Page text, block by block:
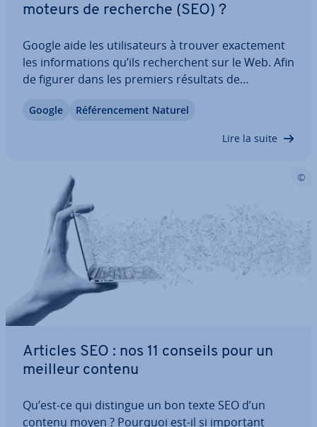
moteurs de recherche (SEO) ?
Google aide les uti­li­sa­teurs à trouver exac­te­ment
les in­for­ma­tions qu’ils re­cherchent sur le Web. Afin
de figurer dans les premiers résultats de
optimiser leur site en prenant en compte à la fois
Google Ré­fé­ren­ce­ment Naturel
Lire la suite
Articles SEO : nos 11 conseils pour un
meilleur contenu
Qu’est-ce qui distingue un bon texte SEO d’un
contenu moyen ? Pourquoi est-il si important